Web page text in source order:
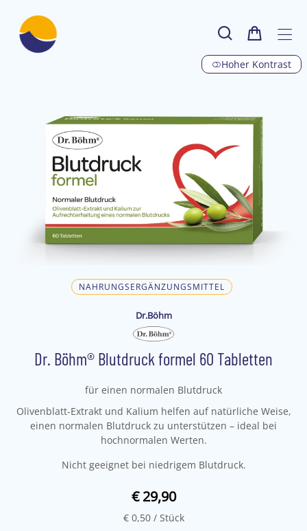
Hoher Kontrast
NAHRUNGSERGÄNZUNGSMITTEL
Dr.Böhm
Dr. Böhm® Blutdruck formel 60 Tabletten
für einen normalen Blutdruck
Olivenblatt-Extrakt und Kalium helfen auf natürliche Weise,
einen normalen Blutdruck zu unterstützen – ideal bei
hochnormalen Werten.
Nicht geeignet bei niedrigem Blutdruck.
€ 29,90
€ 0,50 / Stück